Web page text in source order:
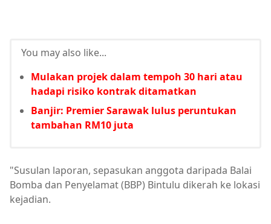
You may also like...
Mulakan projek dalam tempoh 30 hari atau
hadapi risiko kontrak ditamatkan
Banjir: Premier Sarawak lulus peruntukan
tambahan RM10 juta
"Susulan laporan, sepasukan anggota daripada Balai
Bomba dan Penyelamat (BBP) Bintulu dikerah ke lokasi
kejadian.